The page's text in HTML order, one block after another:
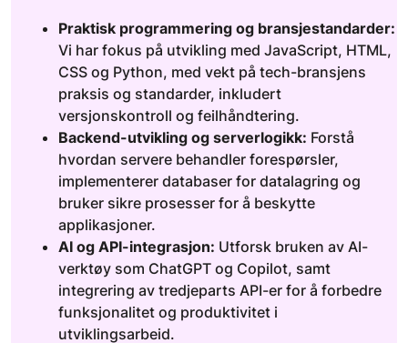
Praktisk programmering og bransjestandarder:
Vi har fokus på utvikling med JavaScript, HTML,
CSS og Python, med vekt på tech-bransjens
praksis og standarder, inkludert
versjonskontroll og feilhåndtering.
Backend-utvikling og serverlogikk: Forstå
hvordan servere behandler forespørsler,
implementerer databaser for datalagring og
bruker sikre prosesser for å beskytte
applikasjoner.
AI og API-integrasjon: Utforsk bruken av AI-
verktøy som ChatGPT og Copilot, samt
integrering av tredjeparts API-er for å forbedre
funksjonalitet og produktivitet i
utviklingsarbeid.